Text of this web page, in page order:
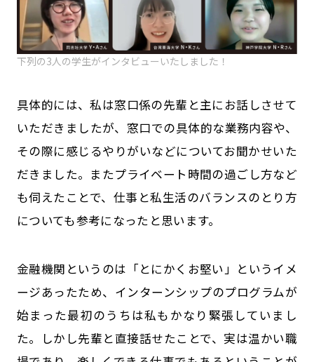
下列の3人の学生がインタビューいたしました！
具体的には、私は窓口係の先輩と主にお話しさせて
いただきましたが、窓口での具体的な業務内容や、
その際に感じるやりがいなどについてお聞かせいた
だきました。またプライベート時間の過ごし方など
も伺えたことで、仕事と私生活のバランスのとり方
についても参考になったと思います。
金融機関というのは「とにかくお堅い」というイメ
ージあったため、インターンシップのプログラムが
始まった最初のうちは私もかなり緊張していまし
た。しかし先輩と直接話せたことで、実は温かい職